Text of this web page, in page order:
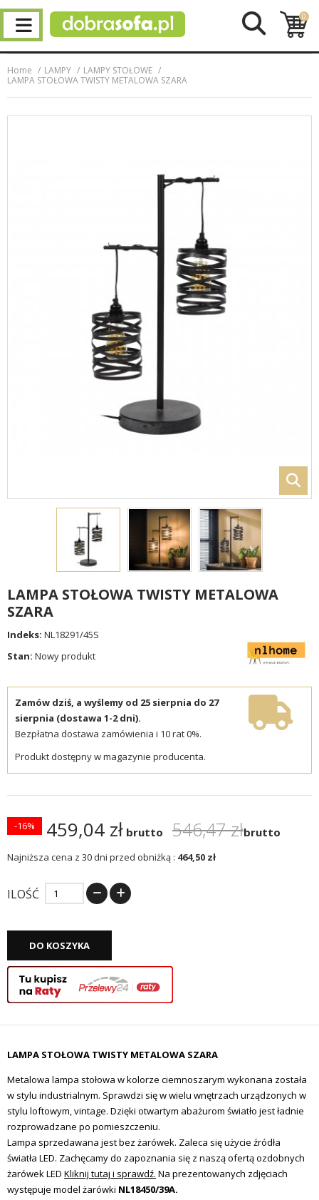
0
Home LAMPY
LAMPY STOŁOWE
LAMPA STOŁOWA TWISTY METALOWA SZARA
LAMPA STOŁOWA TWISTY METALOWA
SZARA
Indeks: NL18291/45S
Stan: Nowy produkt
Zamów dziś, a wyślemy od 25 sierpnia do 27
sierpnia (dostawa 1-2 dni).
Bezpłatna dostawa zamówienia i 10 rat 0%.
Produkt dostępny w magazynie producenta.
459,04 zł brutto 546,47 złbrutto
-16%
Najniższa cena z 30 dni przed obniżką : 464,50 zł
ILOŚĆ
DO KOSZYKA
LAMPA STOŁOWA TWISTY METALOWA SZARA
Metalowa lampa stołowa w kolorze ciemnoszarym wykonana została
w stylu industrialnym. Sprawdzi się w wielu wnętrzach urządzonych w
stylu loftowym, vintage. Dzięki otwartym abażurom światło jest ładnie
rozprowadzane po pomieszczeniu.
Lampa sprzedawana jest bez żarówek. Zaleca się użycie źródła
światła LED. Zachęcamy do zapoznania się z naszą ofertą ozdobnych
żarówek LED Kliknij tutaj i sprawdź. Na prezentowanych zdjęciach
występuje model żarówki NL18450/39A.